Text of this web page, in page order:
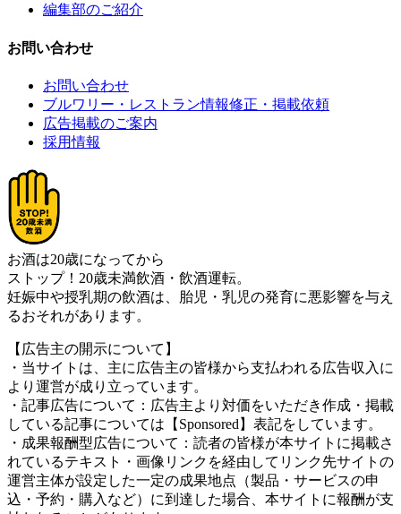
編集部のご紹介
お問い合わせ
お問い合わせ
ブルワリー・レストラン情報修正・掲載依頼
広告掲載のご案内
採用情報
お酒は20歳になってから
ストップ！20歳未満飲酒・飲酒運転。
妊娠中や授乳期の飲酒は、胎児・乳児の発育に悪影響を与え
るおそれがあります。
【広告主の開示について】
・当サイトは、主に広告主の皆様から支払われる広告収入に
より運営が成り立っています。
・記事広告について：広告主より対価をいただき作成・掲載
している記事については【Sponsored】表記をしています。
・成果報酬型広告について：読者の皆様が本サイトに掲載さ
れているテキスト・画像リンクを経由してリンク先サイトの
運営主体が設定した一定の成果地点（製品・サービスの申
込・予約・購入など）に到達した場合、本サイトに報酬が支